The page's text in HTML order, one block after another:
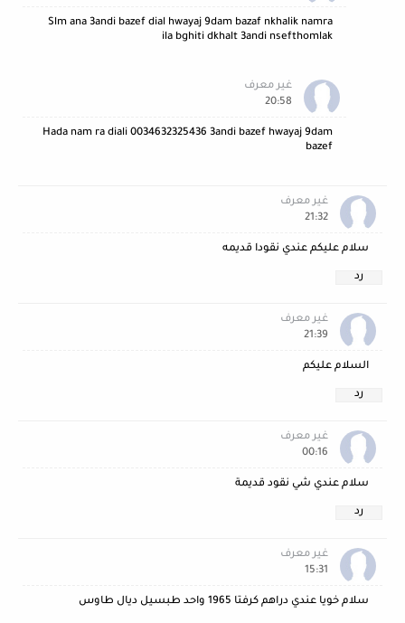
Slm ana 3andi bazef dial hwayaj 9dam bazaf nkhalik namra
ila bghiti dkhalt 3andi nsefthomlak
غير معرف
20:58
Hada nam ra diali 0034632325436 3andi bazef hwayaj 9dam
bazef
غير معرف
21:32
سلام عليكم عندي نقودا قديمه
رد
غير معرف
21:39
السلام عليكم
رد
غير معرف
00:16
سلام عندي شي نقود قديمة
رد
غير معرف
15:31
سلام خويا عندي دراهم كرفتا 1965 واحد طبسيل ديال طاوس